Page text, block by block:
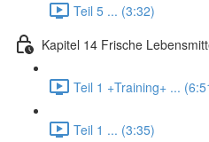
Teil 5 ... (3:32)
Kapitel 14 Frische
Teil 1 +Training+ ...
Teil 1 ... (3:35)